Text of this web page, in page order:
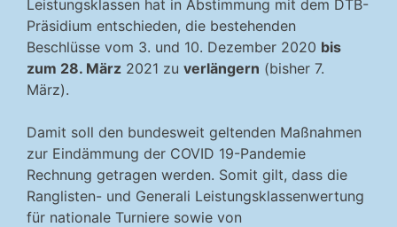
Leistungsklassen hat in Abstimmung mit dem DTB-
Präsidium entschieden, die bestehenden
Beschlüsse vom 3. und 10. Dezember 2020 bis
zum 28. März 2021 zu verlängern (bisher 7.
März).
Damit soll den bundesweit geltenden Maßnahmen
zur Eindämmung der COVID 19-Pandemie
Rechnung getragen werden. Somit gilt, dass die
Ranglisten- und Generali Leistungsklassenwertung
für nationale Turniere sowie von